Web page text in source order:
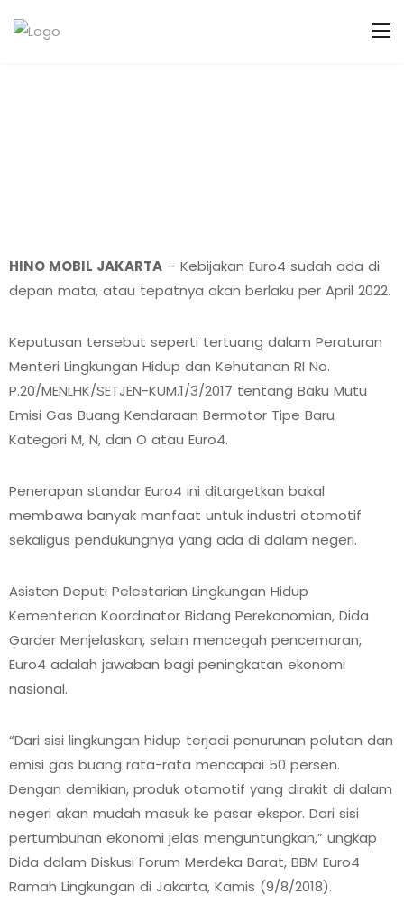
HINO MOBIL JAKARTA – Kebijakan Euro4 sudah ada di
depan mata, atau tepatnya akan berlaku per April 2022.
Keputusan tersebut seperti tertuang dalam Peraturan
Menteri Lingkungan Hidup dan Kehutanan RI No.
P.20/MENLHK/SETJEN-KUM.1/3/2017 tentang Baku Mutu
Emisi Gas Buang Kendaraan Bermotor Tipe Baru
Kategori M, N, dan O atau Euro4.
Penerapan standar Euro4 ini ditargetkan bakal
membawa banyak manfaat untuk industri otomotif
sekaligus pendukungnya yang ada di dalam negeri.
Asisten Deputi Pelestarian Lingkungan Hidup
Kementerian Koordinator Bidang Perekonomian, Dida
Garder Menjelaskan, selain mencegah pencemaran,
Euro4 adalah jawaban bagi peningkatan ekonomi
nasional.
“Dari sisi lingkungan hidup terjadi penurunan polutan dan
emisi gas buang rata-rata mencapai 50 persen.
Dengan demikian, produk otomotif yang dirakit di dalam
negeri akan mudah masuk ke pasar ekspor. Dari sisi
pertumbuhan ekonomi jelas menguntungkan,” ungkap
Dida dalam Diskusi Forum Merdeka Barat, BBM Euro4
Ramah Lingkungan di Jakarta, Kamis (9/8/2018).